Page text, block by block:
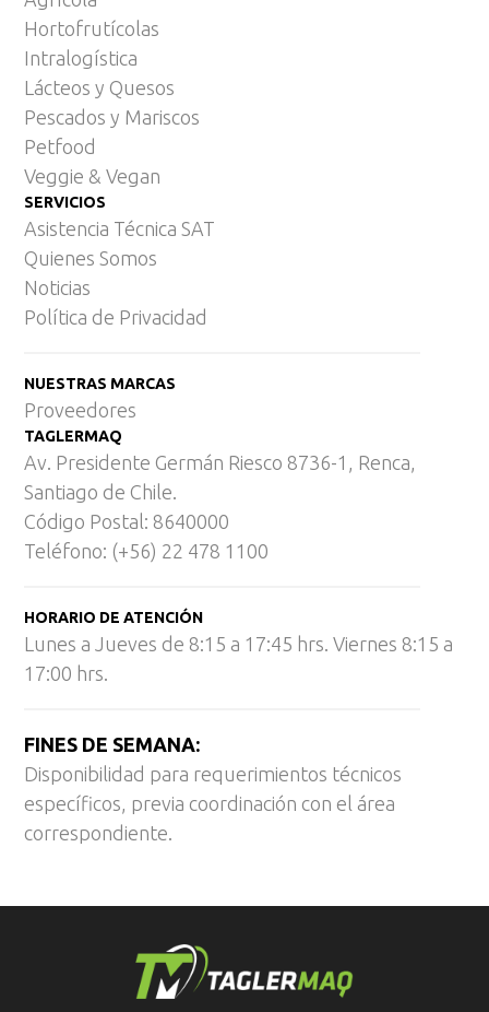
Hortofrutícolas
Intralogística
Lácteos y Quesos
Pescados y Mariscos
Petfood
Veggie & Vegan
SERVICIOS
Asistencia Técnica SAT
Quienes Somos
Noticias
Política de Privacidad
NUESTRAS MARCAS
Proveedores
TAGLERMAQ
Av. Presidente Germán Riesco 8736-1, Renca,
Santiago de Chile.
Código Postal: 8640000
Teléfono: (+56) 22 478 1100
HORARIO DE ATENCIÓN
Lunes a Jueves de 8:15 a 17:45 hrs. Viernes 8:15 a
17:00 hrs.
FINES DE SEMANA:
Disponibilidad para requerimientos técnicos
específicos, previa coordinación con el área
correspondiente.